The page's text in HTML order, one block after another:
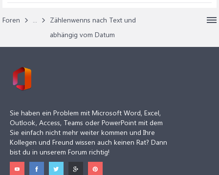
Foren ...
Zählenwenns nach Text und
abhängig vom Datum
Sie haben ein Problem mit Microsoft Word, Excel,
Outlook, Access, Teams oder PowerPoint mit dem
Sie einfach nicht mehr weiter kommen und Ihre
Kollegen und Freund wissen auch keinen Rat? Dann
bist du in unserem Forum richtig!